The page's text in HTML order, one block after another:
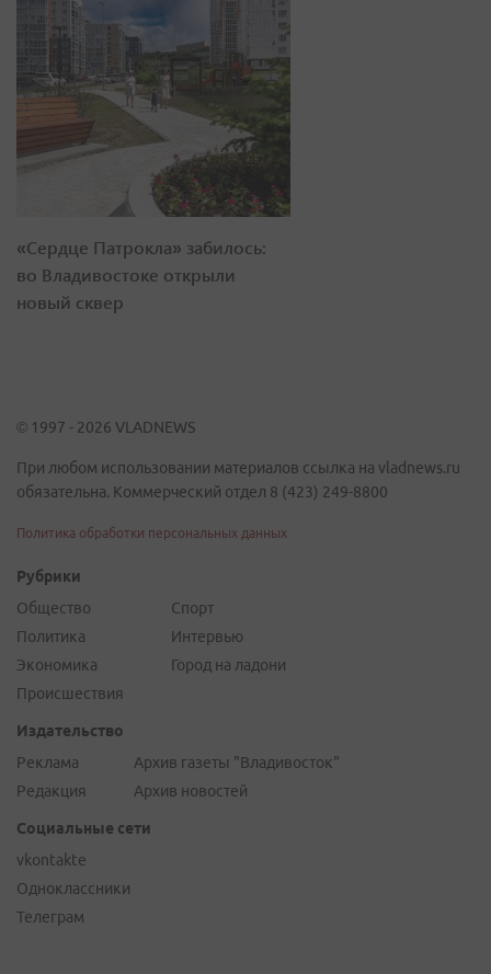
«Сердце Патрокла» забилось:
во Владивостоке открыли
новый сквер
© 1997 - 2026 VLADNEWS
При любом использовании материалов ссылка на vladnews.ru
обязательна. Коммерческий отдел 8 (423) 249-8800
Политика обработки персональных данных
Рубрики
Общество
Политика
Экономика
Происшествия
Спорт
Интервью
Город на ладони
Издательство
Реклама
Редакция
Архив газеты "Владивосток"
Архив новостей
Социальные сети
vkontakte
Одноклассники
Телеграм